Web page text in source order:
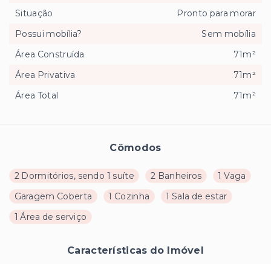
Cômodos
2 Dormitórios, sendo 1 suíte 2 Banheiros
1 Vaga
Garagem Coberta
1 Cozinha
1 Sala de estar
1 Área de serviço
Características do Imóvel
Situação
Pronto para morar
Possui mobília?
Sem mobília
Área Construída
71m²
Área Privativa
71m²
Área Total
71m²